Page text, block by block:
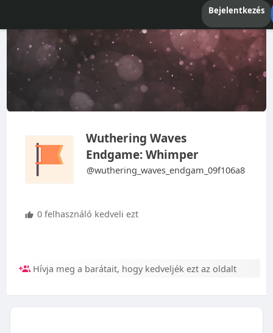
Bejelentkezés
Wuthering Waves
Endgame: Whimper
@wuthering_waves_endgam_09f106a8
0 felhasználó kedveli ezt
Hívja meg a barátait, hogy kedveljék ezt az oldalt